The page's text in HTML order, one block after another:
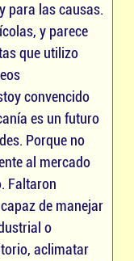
para las causas.
y parece
que utilizo
convencido
es un futuro
Porque no
al mercado
Faltaron
de manejar
o
aclimatar